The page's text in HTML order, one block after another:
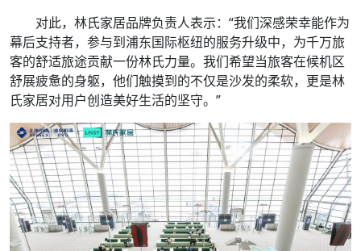
对此，林氏家居品牌负责人表示：“我们深感荣幸能作为
幕后支持者，参与到浦东国际枢纽的服务升级中，为千万旅
客的舒适旅途贡献一份林氏力量。我们希望当旅客在候机区
舒展疲惫的身躯，他们触摸到的不仅是沙发的柔软，更是林
氏家居对用户创造美好生活的坚守。”